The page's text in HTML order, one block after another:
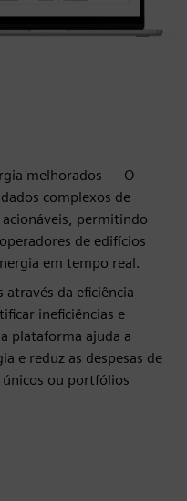
melhorados — O
complexos de
permitindo
de edifícios
em tempo real.
através da eficiência
ineficiências e
plataforma ajuda a
e reduz as despesas de
ou portfólios